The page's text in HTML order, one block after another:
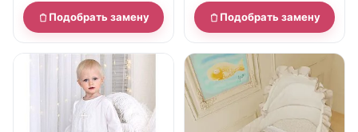
Подобрать замену Подобрать замену
нет в продаже